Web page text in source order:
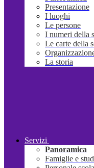
Presentazione
I luoghi
Le persone
I numeri della
Le carte della
La storia
Servizi
Panoramica
Famiglie e